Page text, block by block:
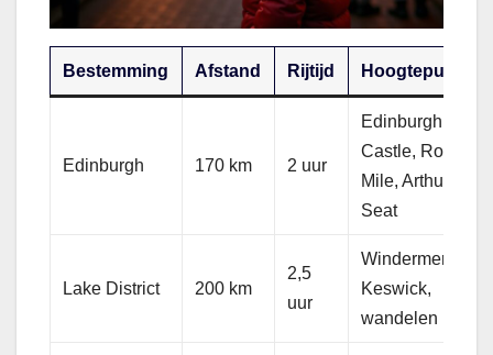
Bestemming Afstand Rijtijd Hoogtepunten
Edinburgh 170 km 2 uur
Edinburgh
Castle, Royal
Mile, Arthur’s
Seat
Lake District 200 km
2,5
uur
Windermere,
Keswick,
wandelen